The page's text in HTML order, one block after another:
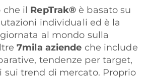
che il RepTrak® è basato su
individuali ed è la
al mondo sulla
7mila aziende che include
tendenze per target,
trend di mercato. Proprio